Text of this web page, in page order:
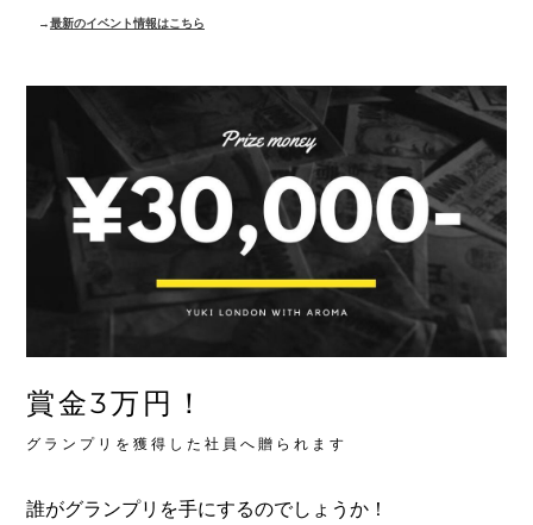
→最新のイベント情報はこちら
賞金3万円！
グランプリを獲得した社員へ贈られます
​誰がグランプリを手にするのでしょうか！